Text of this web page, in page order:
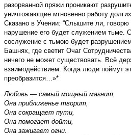
разорванной пряжи проникают
уничтожающие мгновенно работу
Сказано в Учении: “Слышите ли, говорю
нарушение его будет служением тьме.
сослужение с тьмою будет
Башнях, где светит Очаг
ничего не может существовать. Всё
взаимодействием. Когда люди поймут
преобразится…»*
Любовь — самый мощный магнит,
Она приближенье творит,
Она сокращает пути,
Она помогает дойти,
Она зажигает огни.